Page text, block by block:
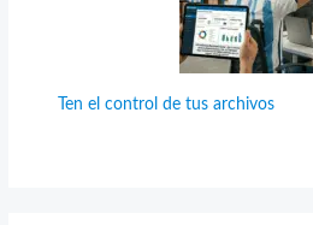
Ten el control de tus archivos